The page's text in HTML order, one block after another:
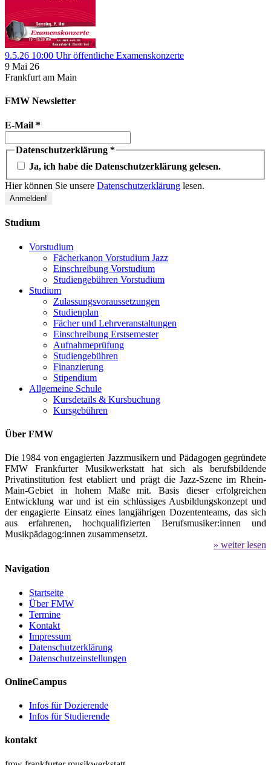
9.5.26 10:00 Uhr öffentliche Examenskonzerte
9 Mai 26
Frankfurt am Main
FMW Newsletter
E-Mail *
Datenschutzerklärung *
Ja, ich habe die Datenschutzerklärung gelesen.
Hier können Sie unsere Datenschutzerklärung lesen.
Studium
Vorstudium
Fächerkanon Vorstudium Jazz
Einschreibung Vorstudium
Studiengebühren Vorstudium
Studium
Zulassungsvoraussetzungen
Studienplan
Fächer und Lehrveranstaltungen
Einschreibung Erstsemester
Aufnahmeprüfung
Studiengebühren
Finanzierung
Stipendium
Allgemeine Schule
Kursdetails & Kursbuchung
Kursgebühren
Über FMW
Die 1984 von engagierten Jazzmusikern und Pädagogen gegründete
FMW Frankfurter Musikwerkstatt hat sich als berufsbildende
Privatinstitution fest etabliert und prägt die Jazz-Szene im Rhein-
Main-Gebiet in hohem Maße mit. Basis dieser erfolgreichen
Entwicklung war und ist ein schlüssiges Ausbildungskonzept und
der engagierte Einsatz eines langjährigen Dozententeams, das sich
aus erfahrenen, hochqualifizierten Berufsmusiker:innen und
Musikpädagog:innen zusammensetzt.
» weiter lesen
Navigation
Startseite
Über FMW
Termine
Kontakt
Impressum
Datenschutzerklärung
Datenschutzeinstellungen
OnlineCampus
Infos für Dozierende
Infos für Studierende
kontakt